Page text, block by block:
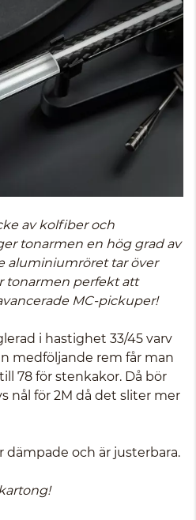
av kolfiber och
tonarmen en hög grad av
aluminiumröret tar över
tonarmen perfekt att
MC-pickuper!
i hastighet 33/45 varv
medföljande rem får man
78 för stenkakor. Då bör
nål för 2M då det sliter mer
och är justerbara.